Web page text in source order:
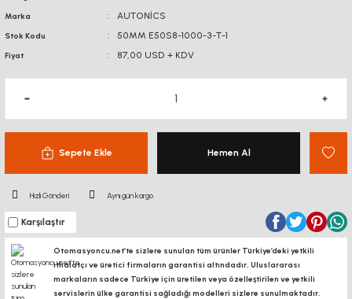
Marka AUTONİCS
Stok Kodu 50MM E50S8-1000-3-T-1
Fiyat 87,00 USD + KDV
Sepete Ekle Hemen Al
Hızlı Gönderi Aynı gün kargo
Karşılaştır
Otomasyoncu.net’te sizlere sunulan tüm ürünler Türkiye’deki yetkili
ithalatçı ve üretici firmaların garantisi altındadır, Uluslararası
markaların sadece Türkiye için üretilen veya özelleştirilen ve yetkili
servislerin ülke garantisi sağladığı modelleri sizlere sunulmaktadır.